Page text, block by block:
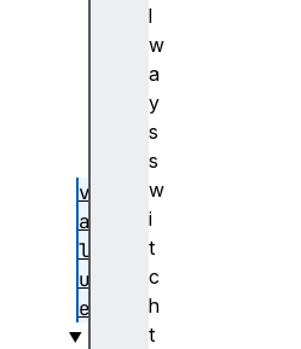
l
w
a
y
s
s
w
i
t
c
h
t
v
a
l
u
e